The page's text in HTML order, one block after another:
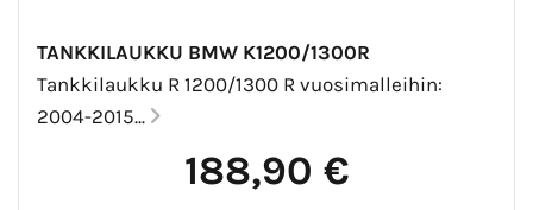
TANKKILAUKKU BMW K1200/1300R
Tankkilaukku R 1200/1300 R vuosimalleihin:
2004-2015...
188,90 €